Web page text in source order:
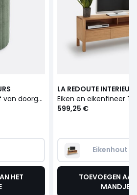
Cilindervormige poef van doorgestikte structuurstof, Jimi
HET
LA REDOUTE
599,25 €
Eikenhout
TOEVOEGEN
MANDJE